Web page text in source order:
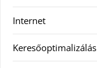
Internet
Keresőoptimalizálás